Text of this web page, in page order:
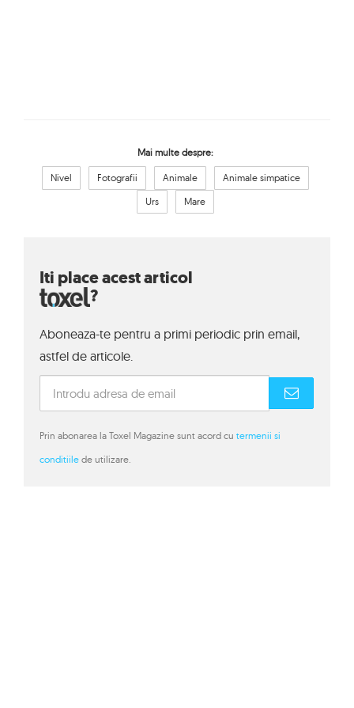
Mai multe despre:
Nivel Fotografii Animale
Animale simpatice
Urs
Mare
Iti place acest articol
?
Aboneaza-te pentru a primi periodic prin email,
astfel de articole.
Prin abonarea la Toxel Magazine sunt acord cu termenii si
conditiile de utilizare.